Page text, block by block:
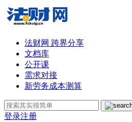
法财网 跨界分享
文档库
公开课
需求对接
新劳务成本测算
登录注册